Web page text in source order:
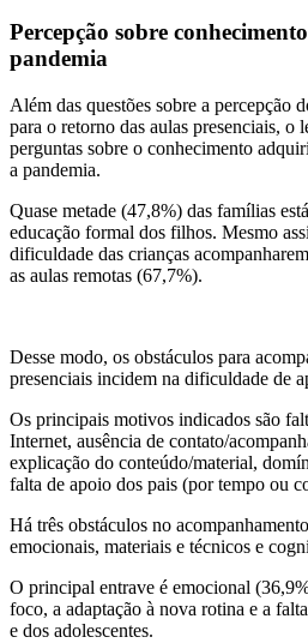
Percepção sobre conhecimento
pandemia
Além das questões sobre a percepção
para o retorno das aulas presenciais, o
perguntas sobre o conhecimento
a pandemia.
Quase metade (47,8%) das famílias
educação formal dos filhos. Mesmo
dificuldade das crianças
as aulas remotas (67,7%).
Desse modo, os obstáculos para
presenciais incidem na dificuldade de
Os principais motivos indicados são
Internet, ausência de contato/
explicação do conteúdo/material,
falta de apoio dos pais (por tempo ou
Há três obstáculos no
emocionais, materiais e técnicos e
O principal entrave é emocional
foco, a adaptação à nova rotina e a
e dos adolescentes.